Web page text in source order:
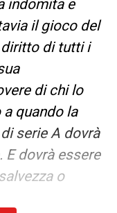
indomita e
il gioco del
diritto di tutti i
di chi lo
quando la
serie A dovrà
dovrà essere
o